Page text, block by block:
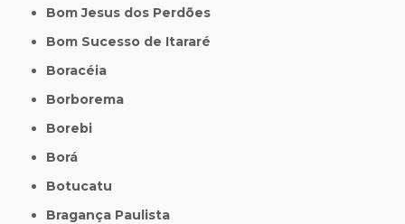
Bom Jesus dos Perdões
Bom Sucesso de Itararé
Boracéia
Borborema
Borebi
Borá
Botucatu
Bragança Paulista